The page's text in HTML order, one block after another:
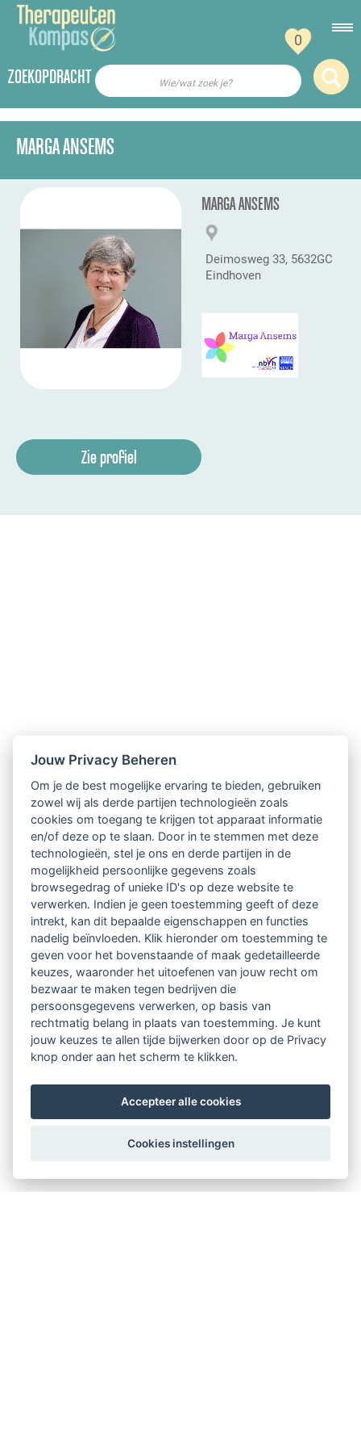
0
ZOEKOPDRACHT Wie/wat zoek je?
MARGA ANSEMS
MARGA ANSEMS
Deimosweg 33, 5632GC
Eindhoven
Zie profiel
Jouw Privacy Beheren
Om je de best mogelijke ervaring te bieden, gebruiken
zowel wij als derde partijen technologieën zoals
cookies om toegang te krijgen tot apparaat informatie
en/of deze op te slaan. Door in te stemmen met deze
technologieën, stel je ons en derde partijen in de
mogelijkheid persoonlijke gegevens zoals
browsegedrag of unieke ID's op deze website te
verwerken. Indien je geen toestemming geeft of deze
intrekt, kan dit bepaalde eigenschappen en functies
nadelig beïnvloeden. Klik hieronder om toestemming te
geven voor het bovenstaande of maak gedetailleerde
keuzes, waaronder het uitoefenen van jouw recht om
bezwaar te maken tegen bedrijven die
persoonsgegevens verwerken, op basis van
rechtmatig belang in plaats van toestemming. Je kunt
jouw keuzes te allen tijde bijwerken door op de Privacy
knop onder aan het scherm te klikken.
Accepteer alle cookies
Cookies instellingen